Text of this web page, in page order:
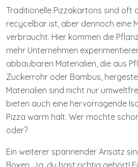
Traditionelle Pizzakartons sind oft
recycelbar ist, aber dennoch eine
verbraucht. Hier kommen die
mehr Unternehmen
abbaubaren Materialien, die aus
Zuckerrohr oder Bambus,
Materialien sind nicht nur
bieten auch eine hervorragende
Pizza warm hält. Wer möchte
oder?
Ein weiterer spannender Ansatz
Boxen. Ja, du hast richtig gehört!